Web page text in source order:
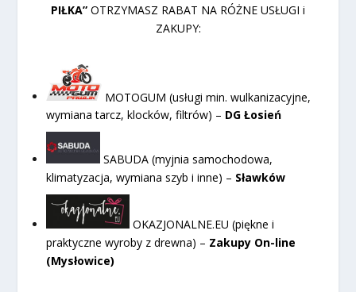
PIŁKA” OTRZYMASZ RABAT NA RÓŻNE USŁUGI i
ZAKUPY:
MOTOGUM (usługi min. wulkanizacyjne,
wymiana tarcz, klocków, filtrów) – DG Łosień
SABUDA (myjnia samochodowa,
klimatyzacja, wymiana szyb i inne) – Sławków
OKAZJONALNE.EU (piękne i
praktyczne wyroby z drewna) – Zakupy On-line
(Mysłowice)